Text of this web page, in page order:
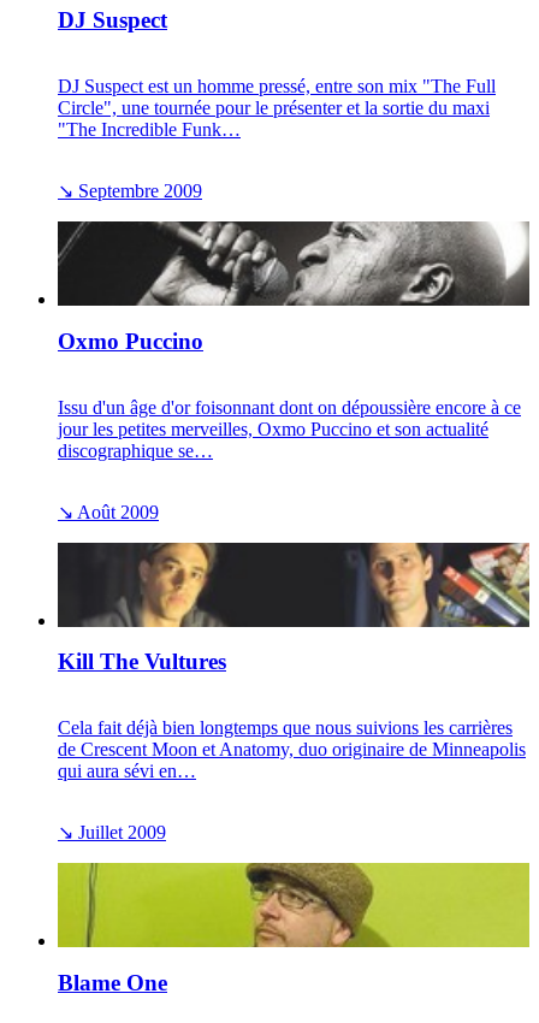
DJ Suspect
DJ Suspect est un homme pressé, entre son mix "The Full
Circle", une tournée pour le présenter et la sortie du maxi
"The Incredible Funk…
↘ Septembre 2009
Oxmo Puccino
Issu d'un âge d'or foisonnant dont on dépoussière encore à ce
jour les petites merveilles, Oxmo Puccino et son actualité
discographique se…
↘ Août 2009
Kill The Vultures
Cela fait déjà bien longtemps que nous suivions les carrières
de Crescent Moon et Anatomy, duo originaire de Minneapolis
qui aura sévi en…
↘ Juillet 2009
Blame One